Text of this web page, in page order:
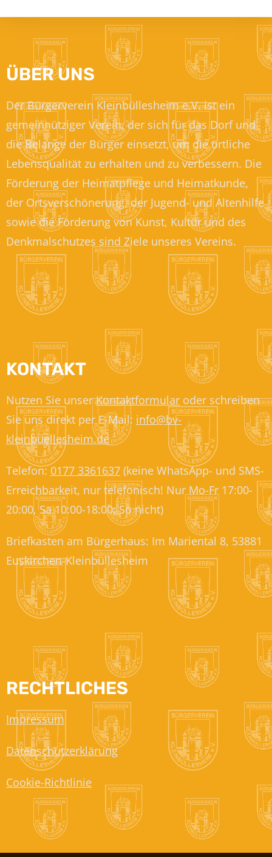
ÜBER UNS
Der Bürgerverein Kleinbüllesheim e.V. ist ein
gemeinnütziger Verein, der sich für das Dorf und
die Belange der Bürger einsetzt, um die örtliche
Lebensqualität zu erhalten und zu verbessern. Die
Förderung der Heimatpflege und Heimatkunde,
der Ortsverschönerung, der Jugend- und Altenhilfe
sowie die Förderung von Kunst, Kultur und des
Denkmalschutzes sind Ziele unseres Vereins.
KONTAKT
Nutzen Sie unserKontaktformular oder schreiben
Sie uns direkt per E-Mail: info@bv-
kleinbuellesheim.de
Telefon:0177 3361637 (keine WhatsApp- und SMS-
Erreichbarkeit, nur telefonisch! Nur Mo-Fr 17:00-
20:00, Sa 10:00-18:00; So nicht)
Briefkasten am Bürgerhaus: Im Mariental 8, 53881
Euskirchen-Kleinbüllesheim
RECHTLICHES
Impressum
Datenschutzerklärung
Cookie-Richtlinie